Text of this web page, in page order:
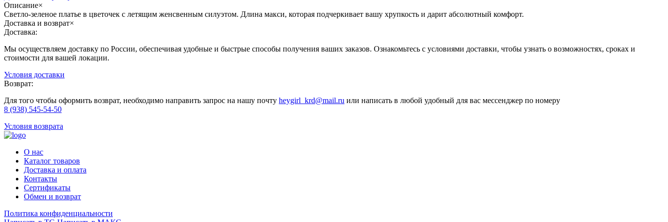
Описание×
Светло-зеленое платье в цветочек с летящим женсвенным силуэтом. Длина макси, которая подчеркивает вашу хрупкость и дарит абсолютный комфорт.
Доставка и возврат×
Доставка:
Мы осуществляем доставку по России, обеспечивая удобные и быстрые способы получения ваших заказов. Ознакомьтесь с условиями доставки, чтобы узнать о возможностях, сроках и
стоимости для вашей локации.
Условия доставки
Возврат:
Для того чтобы оформить возврат, необходимо направить запрос на нашу почту heygirl_krd@mail.ru или написать в любой удобный для вас мессенджер по номеру
8 (938) 545-54-50
Условия возврата
О нас
Каталог товаров
Доставка и оплата
Контакты
Сертификаты
Обмен и возврат
Политика конфиденциальности